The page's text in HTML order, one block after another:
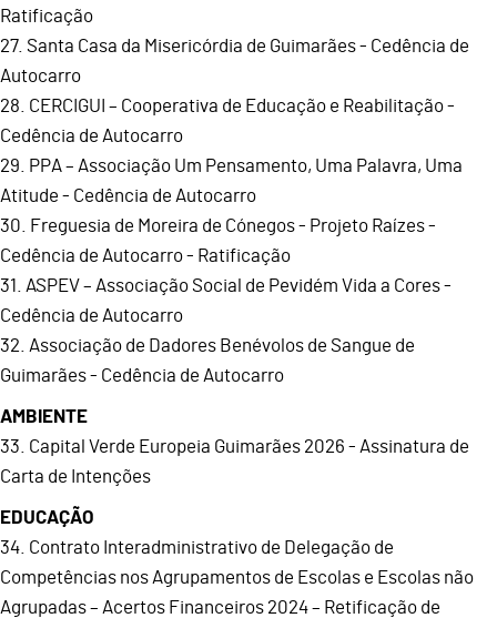
Ratificação
27. Santa Casa da Misericórdia de Guimarães - Cedência de
Autocarro
28. CERCIGUI – Cooperativa de Educação e Reabilitação -
Cedência de Autocarro
29. PPA – Associação Um Pensamento, Uma Palavra, Uma
Atitude - Cedência de Autocarro
30. Freguesia de Moreira de Cónegos - Projeto Raízes -
Cedência de Autocarro - Ratificação
31. ASPEV – Associação Social de Pevidém Vida a Cores -
Cedência de Autocarro
32. Associação de Dadores Benévolos de Sangue de
Guimarães - Cedência de Autocarro
AMBIENTE
33. Capital Verde Europeia Guimarães 2026 - Assinatura de
Carta de Intenções
EDUCAÇÃO
34. Contrato Interadministrativo de Delegação de
Competências nos Agrupamentos de Escolas e Escolas não
Agrupadas – Acertos Financeiros 2024 – Retificação de